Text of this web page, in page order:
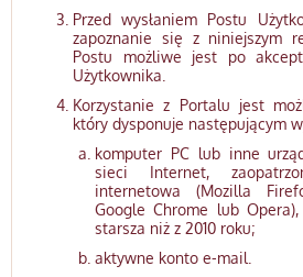
Przed wysłaniem Postu
zapoznanie się z niniejszym
Postu możliwe jest po
Użytkownika.
Korzystanie z Portalu jest
który dysponuje następującym
komputer PC lub inne
sieci Internet,
internetowa (Mozilla
Google Chrome lub
starsza niż z 2010 roku;
aktywne konto e-mail.